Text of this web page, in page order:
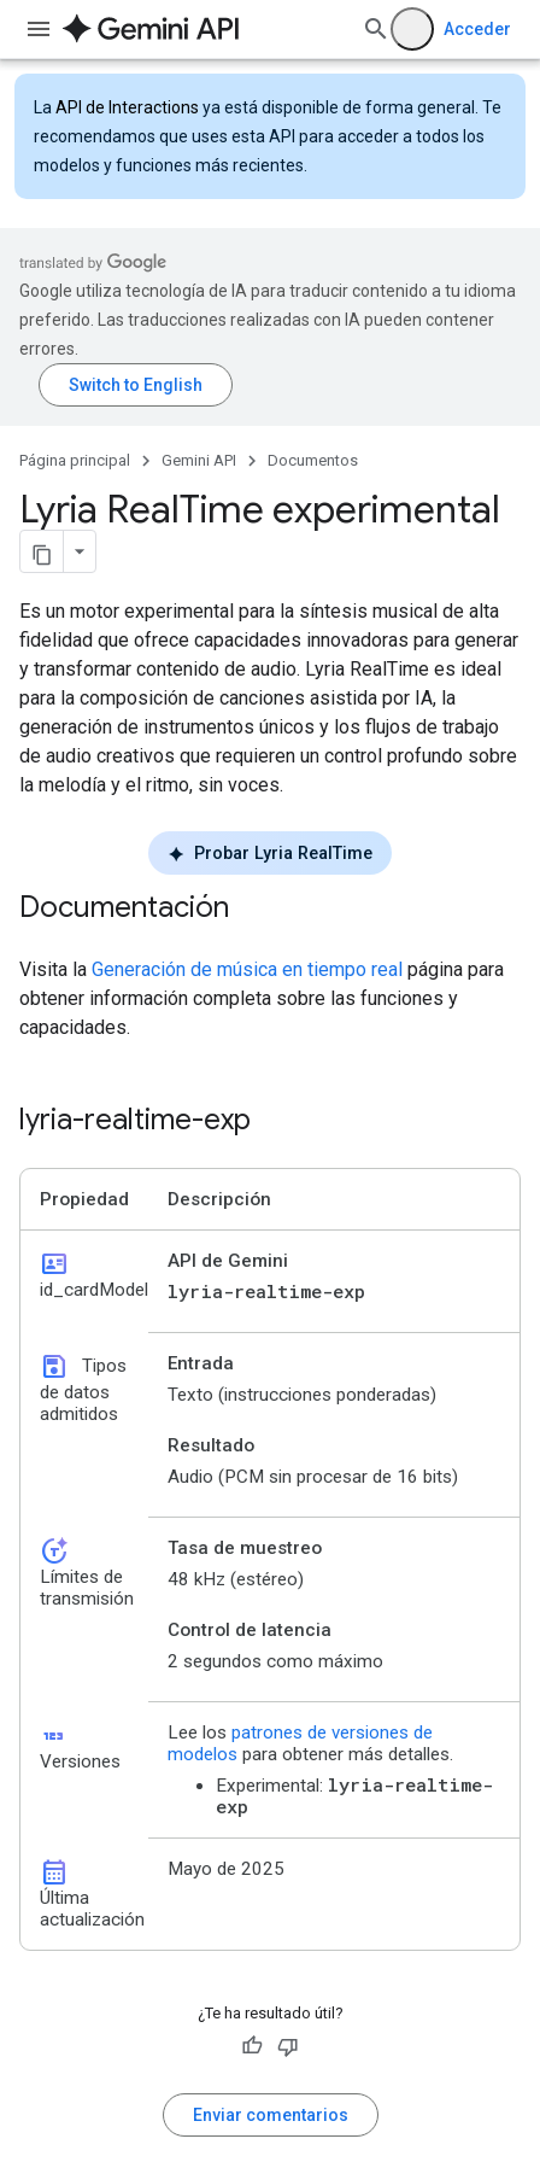
Acceder
La API de Interactions ya está disponible de forma general. Te
recomendamos que uses esta API para acceder a todos los
modelos y funciones más recientes.
Google utiliza tecnología de IA para traducir contenido a tu idioma
preferido. Las traducciones realizadas con IA pueden contener
errores.
Página principal Gemini API Documentos
Lyria RealTime experimental
Es un motor experimental para la síntesis musical de alta
fidelidad que ofrece capacidades innovadoras para generar
y transformar contenido de audio. Lyria RealTime es ideal
para la composición de canciones asistida por IA, la
generación de instrumentos únicos y los flujos de trabajo
de audio creativos que requieren un control profundo sobre
la melodía y el ritmo, sin voces.
Probar Lyria RealTime
Documentación
Visita la Generación de música en tiempo real página para
obtener información completa sobre las funciones y
capacidades.
lyria-realtime-exp
Propiedad Descripción
id_card
id_cardModel
API de Gemini
lyria-realtime-exp
save
Tipos
de datos
admitidos
Entrada
Texto (instrucciones ponderadas)
Resultado
Audio (PCM sin procesar de 16 bits)
token_auto
Límites de
transmisión
Tasa de muestreo
48 kHz (estéreo)
Control de latencia
2 segundos como máximo
123
Versiones
Lee los patrones de versiones de
modelos para obtener más detalles.
Experimental: lyria-realtime-
exp
calendar_month
Última
actualización
Mayo de 2025
¿Te ha resultado útil?
Enviar comentarios